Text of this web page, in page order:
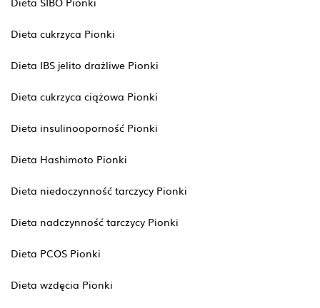
Dieta cukrzyca Pionki
Dieta IBS jelito drażliwe Pionki
Dieta cukrzyca ciążowa Pionki
Dieta insulinooporność Pionki
Dieta Hashimoto Pionki
Dieta niedoczynność tarczycy Pionki
Dieta nadczynność tarczycy Pionki
Dieta PCOS Pionki
Dieta wzdęcia Pionki